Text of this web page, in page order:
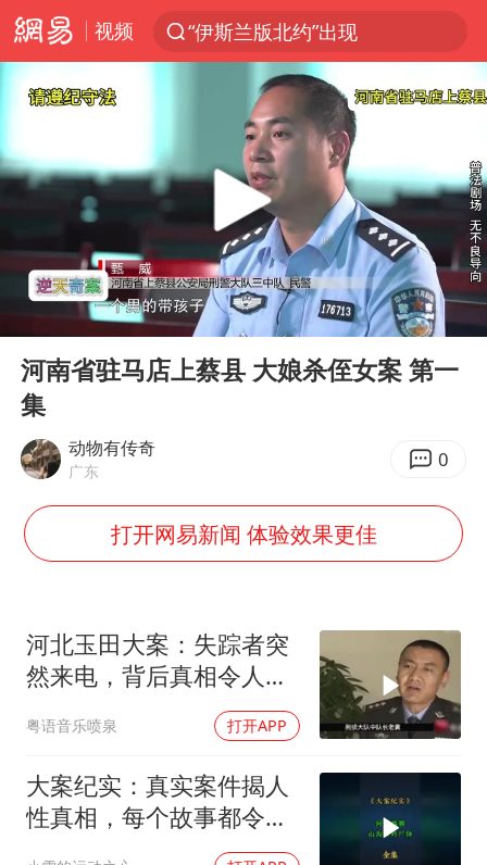
视频
“伊斯兰版北约”出现
光影经济撬动暑期消费新蓝海
以军士兵把枪口对准中国记者
河南警方公开征集黑恶犯罪线索
方桃子代言广告视频已下架
WTT横滨冠军赛女单四强国乒占三席
浙江省发出今年第2号指挥长令
央视新主播李秋莹孙亚鹏亮相
白海豚登陆前还将加强
河南刑案嫌犯被抓 逃窜时伤害多人
经常半夜醒要排查6种疾病
三警齐发！多地10级以上雷暴大风
乐享全民健身 共筑健康中国
Play
00:00 11:23
河南省驻马店上蔡县 大娘杀侄女案 第一
集
动物有传奇
广东 0
打开网易新闻 体验效果更佳
河北玉田大案：失踪者突
然来电，背后真相令人震
粤语音乐喷泉 打开APP
大案纪实：真实案件揭人
性真相，每个故事都令人